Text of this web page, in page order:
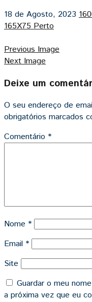
18 de Agosto, 2023
165X75 Perto
Previous Image
Next Image
Deixe um
O seu endereço de
obrigatórios marcados
Comentário *
Nome *
Email *
Site
Guardar o meu
a próxima vez que eu